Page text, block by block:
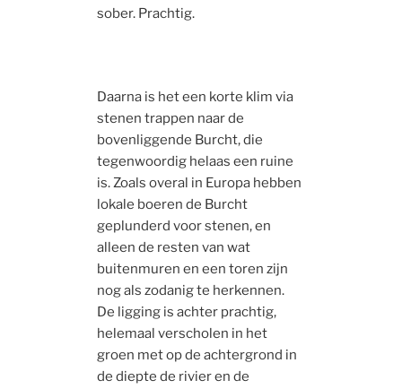
sober. Prachtig.
Daarna is het een korte klim via
stenen trappen naar de
bovenliggende Burcht, die
tegenwoordig helaas een ruine
is. Zoals overal in Europa hebben
lokale boeren de Burcht
geplunderd voor stenen, en
alleen de resten van wat
buitenmuren en een toren zijn
nog als zodanig te herkennen.
De ligging is achter prachtig,
helemaal verscholen in het
groen met op de achtergrond in
de diepte de rivier en de